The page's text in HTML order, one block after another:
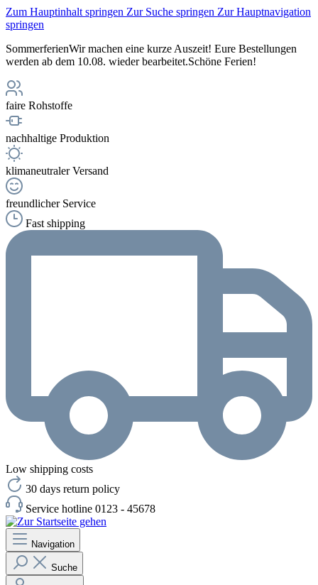
Zum Hauptinhalt springen Zur Suche springen Zur Hauptnavigation
springen
SommerferienWir machen eine kurze Auszeit! Eure Bestellungen
werden ab dem 10.08. wieder bearbeitet.Schöne Ferien!
faire Rohstoffe
nachhaltige Produktion
klimaneutraler Versand
freundlicher Service
Fast shipping
Low shipping costs
30 days return policy
Service hotline 0123 - 45678
Navigation
Suche